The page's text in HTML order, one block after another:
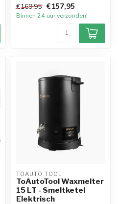
van 5 liter v...
€169,95 €157,95
Binnen 24 uur verzonden!
TOAUTO TOOL
ToAutoTool Waxmelter
15 LT - Smeltketel
Elektrisch